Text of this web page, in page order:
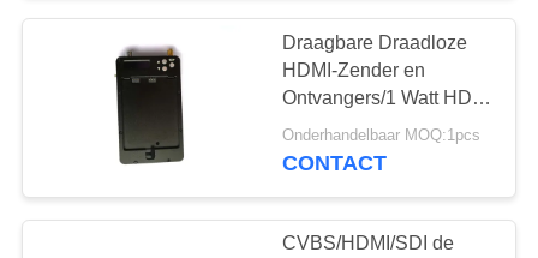
COFDM-Module
19
Draagbare Draadloze
HDMI-Zender en
Ontvangers/1 Watt HDMI
Draadloze
Videoafzender
Onderhandelbaar MOQ:1pcs
CONTACT
CVBS/HDMI/SDI de